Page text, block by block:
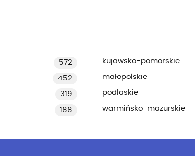
572 kujawsko-pomorskie
452 małopolskie
319 podlaskie
188 warmińsko-mazurskie